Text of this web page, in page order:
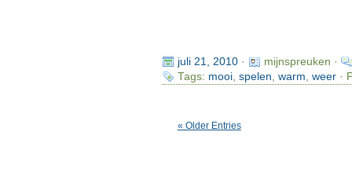
juli 21, 2010·
mijnspreuken ·
Tags: mooi, spelen warm weer·
« Older Entries